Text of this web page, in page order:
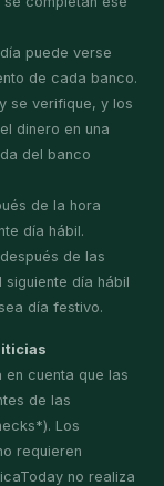
puede verse
de cada banco.
se verifique, y los
dinero en una
del banco
de la hora
día hábil.
de las
día hábil
día festivo.
en cuenta que las
de las
Los
requieren
no realiza